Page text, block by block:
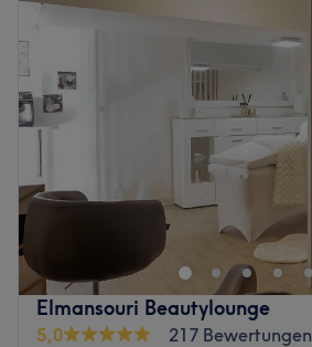
Elmansouri Beautylounge
5,0
217 Bewertungen